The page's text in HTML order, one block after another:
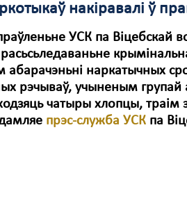
накіравалі ў
УСК па Віцебскай
абарачэньні наркатычных
рэчываў, учыненым групай
чатыры хлопцы, траім
прэс-служба УСК па